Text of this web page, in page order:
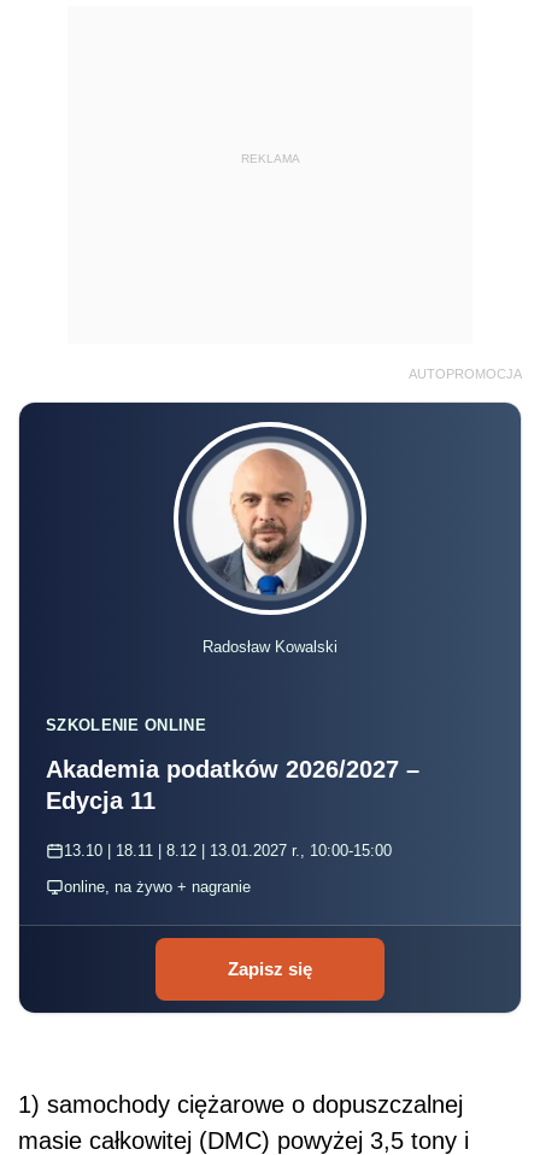
REKLAMA
AUTOPROMOCJA
Radosław Kowalski
SZKOLENIE ONLINE
Akademia podatków 2026/2027 –
Edycja 11
13.10 | 18.11 | 8.12 | 13.01.2027 r., 10:00-15:00
online, na żywo + nagranie
Zapisz się
1) samochody ciężarowe o dopuszczalnej
masie całkowitej (DMC) powyżej 3,5 tony i